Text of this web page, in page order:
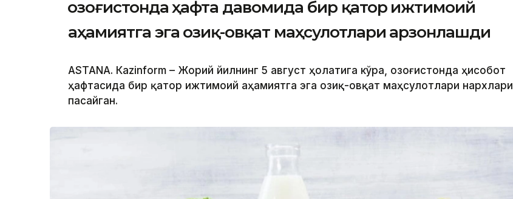
Қозоғистонда ҳафта давомида бир қатор ижтимоий
аҳамиятга эга озиқ-овқат маҳсулотлари арзонлашди
ASTANА. Кazinform – Жорий йилнинг 5 август ҳолатига кўра, Қозоғистонда ҳисобот
ҳафтасида бир қатор ижтимоий аҳамиятга эга озиқ-овқат маҳсулотлари нархлари
пасайган.